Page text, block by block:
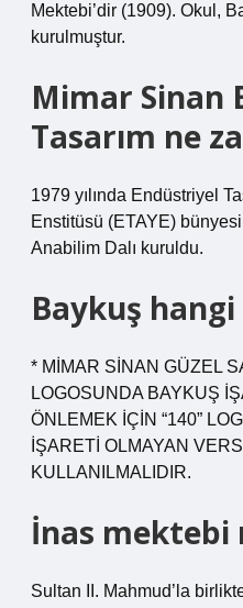
Mektebi’dir (1909). Okul,
kurulmuştur.
Mimar Sinan
Tasarım ne
1979 yılında Endüstriyel
Enstitüsü (ETAYE)
Anabilim Dalı kuruldu.
Baykuş
* MİMAR SİNAN GÜZEL
LOGOSUNDA BAYKUŞ
ÖNLEMEK İÇİN “140”
İŞARETİ OLMAYAN
KULLANILMALIDIR.
İnas mektebi
Sultan II. Mahmud’la